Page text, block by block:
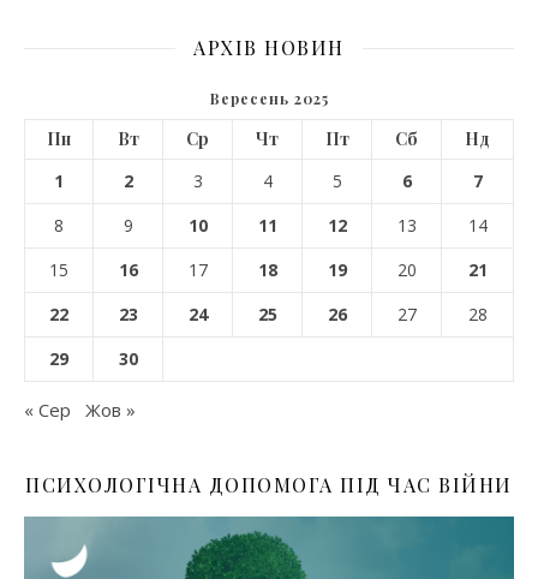
АРХІВ НОВИН
Вересень 2025
Пн Вт Ср Чт Пт Сб
Нд
1
2 3 4 5 6
7
8
9 10 11 12 13
14
15
16 17 18 19 20
21
22
23 24 25 26 27
28
29
30
« Сер Жов »
ПСИХОЛОГІЧНА ДОПОМОГА ПІД ЧАС ВІЙНИ